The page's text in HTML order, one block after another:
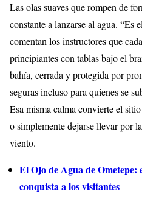
Las olas suaves que rompen de
constante a lanzarse al agua. “Es
comentan los instructores que
principiantes con tablas bajo el
bahía, cerrada y protegida por
seguras incluso para quienes se
Esa misma calma convierte el
o simplemente dejarse llevar por
viento.
El Ojo de Agua de
conquista a los visitantes